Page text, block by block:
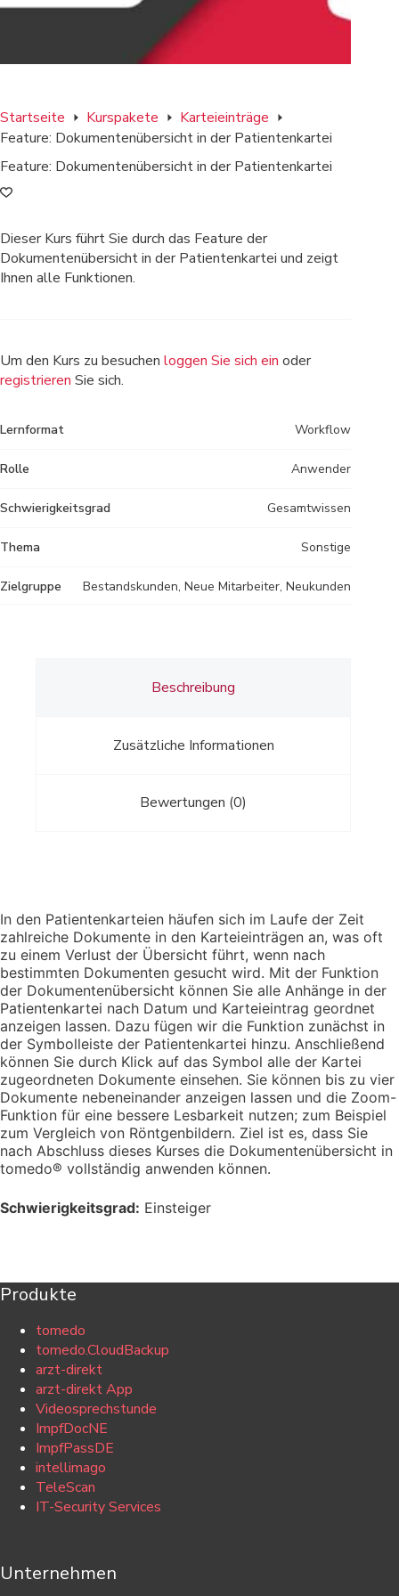
Startseite Kurspakete
Karteieinträge
Feature: Dokumentenübersicht in der Patientenkartei
Feature: Dokumentenübersicht in der Patientenkartei
Dieser Kurs führt Sie durch das Feature der
Dokumentenübersicht in der Patientenkartei und zeigt
Ihnen alle Funktionen.
Um den Kurs zu besuchen loggen Sie sich ein oder
registrieren Sie sich.
Lernformat Workflow
Rolle Anwender
Schwierigkeitsgrad Gesamtwissen
Thema Sonstige
Zielgruppe Bestandskunden, Neue Mitarbeiter, Neukunden
Beschreibung
Zusätzliche Informationen
Bewertungen (0)
In den Patientenkarteien häufen sich im Laufe der Zeit
zahlreiche Dokumente in den Karteieinträgen an, was oft
zu einem Verlust der Übersicht führt, wenn nach
bestimmten Dokumenten gesucht wird. Mit der Funktion
der Dokumentenübersicht können Sie alle Anhänge in der
Patientenkartei nach Datum und Karteieintrag geordnet
anzeigen lassen. Dazu fügen wir die Funktion zunächst in
der Symbolleiste der Patientenkartei hinzu. Anschließend
können Sie durch Klick auf das Symbol alle der Kartei
zugeordneten Dokumente einsehen. Sie können bis zu vier
Dokumente nebeneinander anzeigen lassen und die Zoom-
Funktion für eine bessere Lesbarkeit nutzen; zum Beispiel
zum Vergleich von Röntgenbildern. Ziel ist es, dass Sie
nach Abschluss dieses Kurses die Dokumentenübersicht in
tomedo® vollständig anwenden können.
Schwierigkeitsgrad: Einsteiger
Produkte
tomedo
tomedo.CloudBackup
arzt-direkt
arzt-direkt App
Videosprechstunde
ImpfDocNE
ImpfPassDE
intellimago
TeleScan
IT-Security Services
Unternehmen